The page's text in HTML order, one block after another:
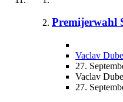
Premijerwahl
Vaclav
27.
Vaclav
27.